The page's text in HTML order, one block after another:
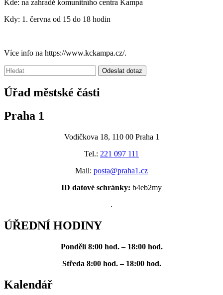
Kde: na zahradě komunitního centra Kampa
Kdy: 1. června od 15 do 18 hodin
Více info na https://www.kckampa.cz/.
Vyhledávání:
Odeslat dotaz
Úřad městské části
Praha 1
Vodičkova 18, 110 00 Praha 1
Tel.: 221 097 111
Mail: posta@praha1.cz
ID datové schránky: b4eb2my
.
ÚŘEDNÍ HODINY
Pondělí 8:00 hod. – 18:00 hod.
Středa 8:00 hod. – 18:00 hod.
Kalendář